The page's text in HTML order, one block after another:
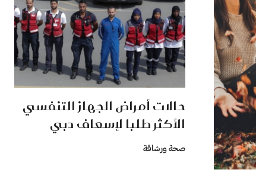
حالات أمراض الجهاز التنفسي
الأكثر طلبا لإسعاف دبي
صحة ورشاقة